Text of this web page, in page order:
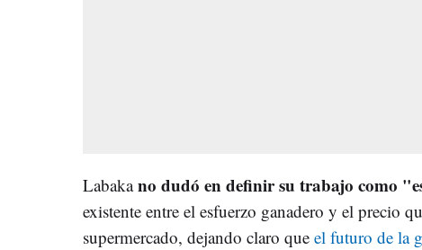
Labakano dudó en definir su trabajo como
existente entre el esfuerzo ganadero y el precio
supermercado, dejando claro que el futuro de la